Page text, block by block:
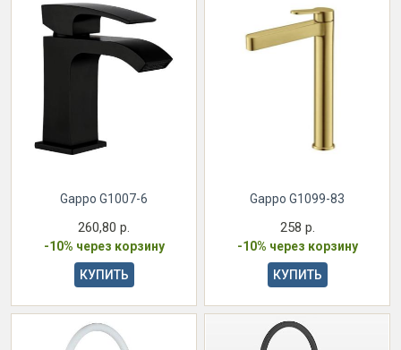
Gappo G1007-6
260,80 р.
-10% через корзину
КУПИТЬ
Gappo G1099-83
258 р.
-10% через корзину
КУПИТЬ